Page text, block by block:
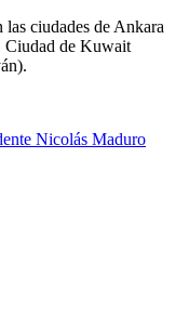
las ciudades de Ankara
Ciudad de Kuwait
Nicolás Maduro